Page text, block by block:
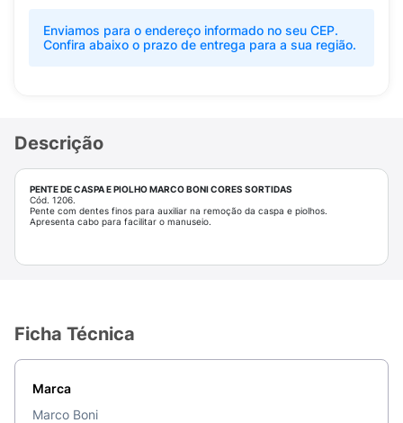
Enviamos para o endereço informado no seu CEP.
Confira abaixo o prazo de entrega para a sua região.
Descrição
PENTE DE CASPA E PIOLHO MARCO BONI CORES SORTIDAS
Cód. 1206.
Pente com dentes finos para auxiliar na remoção da caspa e piolhos.
Apresenta cabo para facilitar o manuseio.
Ficha Técnica
Marca
Marco Boni